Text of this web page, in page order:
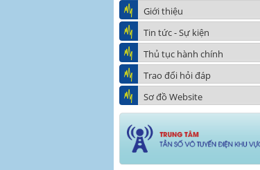
Giới thiệu
Tin tức - Sự kiện
Thủ tục hành chính
Trao đổi hỏi đáp
Sơ đồ Website